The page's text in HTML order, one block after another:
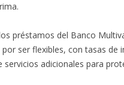
préstamos del Banco
por ser flexibles, con tasas
servicios adicionales para